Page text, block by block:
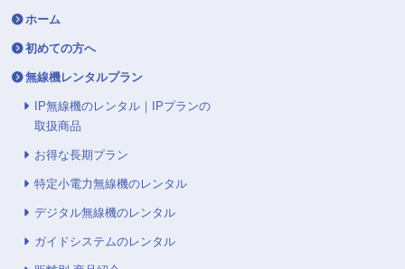
ホーム
初めての方へ
無線機レンタルプラン
IP無線機のレンタル｜IPプランの
取扱商品
お得な長期プラン
特定小電力無線機のレンタル
デジタル無線機のレンタル
ガイドシステムのレンタル